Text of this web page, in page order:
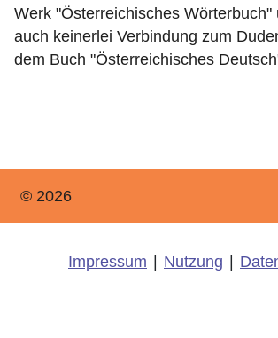
Werk "Österreichisches Wörterbuch"
auch keinerlei Verbindung zum
dem Buch "Österreichisches
© 2026
Impressum Nutzung